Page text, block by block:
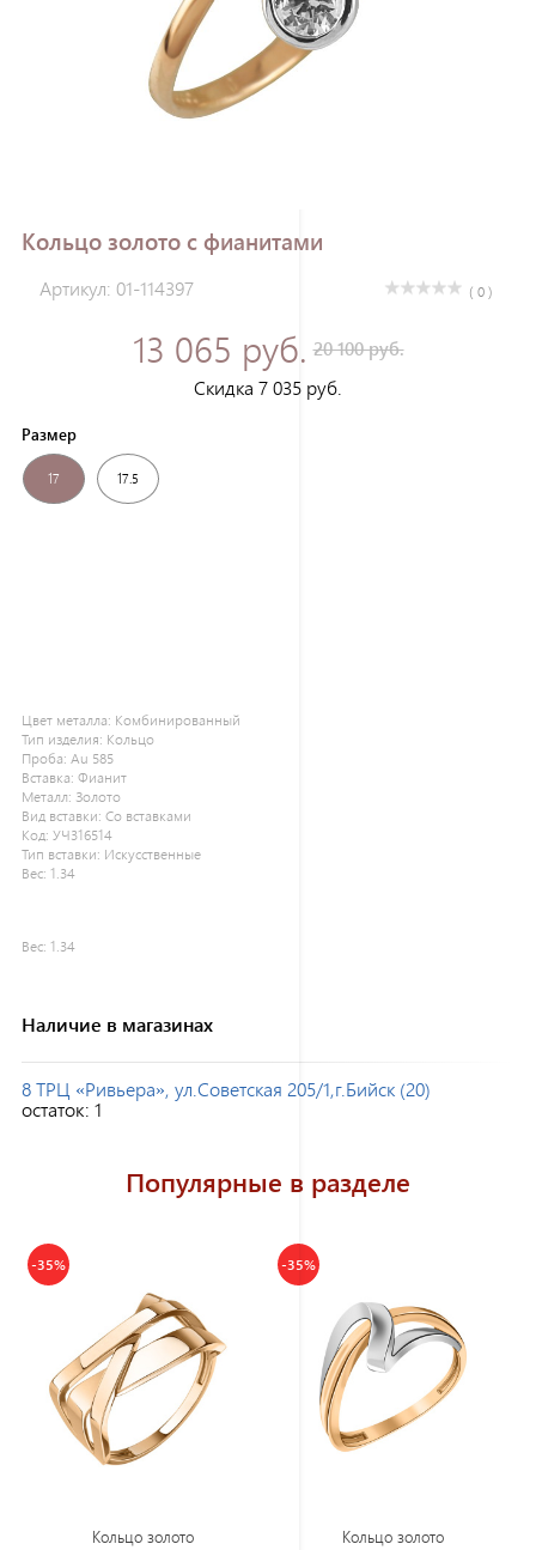
Кольцо золото с фианитами
Артикул: 01-114397 ( 0 )
13 065 руб. 20 100 руб.
Скидка 7 035 руб.
Размер
17 17.5
Цвет металла: Комбинированный
Тип изделия: Кольцо
Проба: Au 585
Вставка: Фианит
Металл: Золото
Вид вставки: Со вставками
Код: УЧ316514
Тип вставки: Искусственные
Вес: 1.34
Вес: 1.34
Наличие в магазинах
8 ТРЦ «Ривьера», ул.Советская 205/1,г.Бийск (20)
остаток: 1
Популярные в разделе
-35%
Кольцо золото
-35%
Кольцо золото
Зарегистрироваться